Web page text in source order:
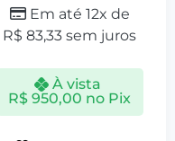
Em até 12x de
R$ 83,33 sem juros
À vista
R$ 950,00 no Pix